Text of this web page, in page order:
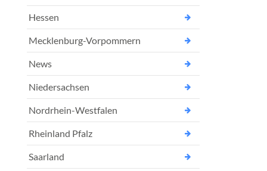
Hessen
Mecklenburg-Vorpommern
News
Niedersachsen
Nordrhein-Westfalen
Rheinland Pfalz
Saarland